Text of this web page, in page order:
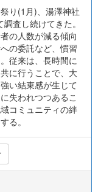
り(1月)、湯澤神社
査し続けてきた。
の人数が減る傾向
の委託など、慣習
従来は、長時間に
に行うことで、大
い結束感が生じて
失われつつあるこ
コミュニティの絆
る。